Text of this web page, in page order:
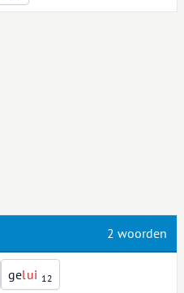
2 woorden
gelui 12